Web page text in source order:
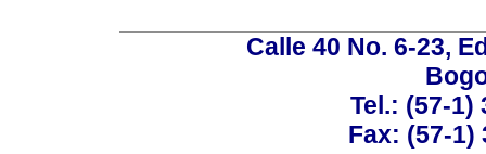
Calle 40 No. 6-23,
Tel.: (57-1)
Fax: (57-1)